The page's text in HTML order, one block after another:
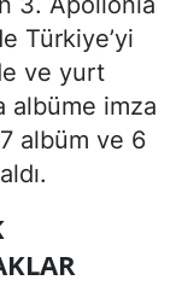
Türkiye’yi
ve yurt
albüme imza
albüm ve 6